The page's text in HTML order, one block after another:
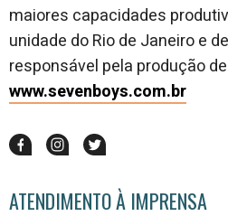
maiores capacidades
unidade do Rio de Janeiro e
responsável pela produção
www.sevenboys.com.br
ATENDIMENTO À IMPRENSA